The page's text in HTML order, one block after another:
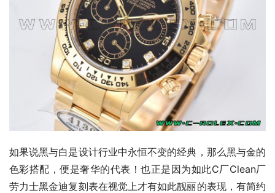
如果说黑与白是设计行业中永恒不变的经典，那么黑与金的
色彩搭配，便是奢华的代表！也正是因为如此C厂Clean厂
劳力士黑金迪复刻表在视觉上才有如此靓丽的表现，有简约